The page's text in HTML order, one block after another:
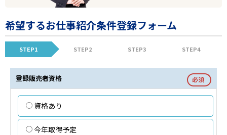
希望するお仕事紹介条件登録フォーム
STEP1 STEP2 STEP3 STEP4
登録販売者資格 必須
資格あり
今年取得予定